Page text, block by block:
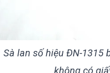
Sà lan số hiệu ĐN-1315